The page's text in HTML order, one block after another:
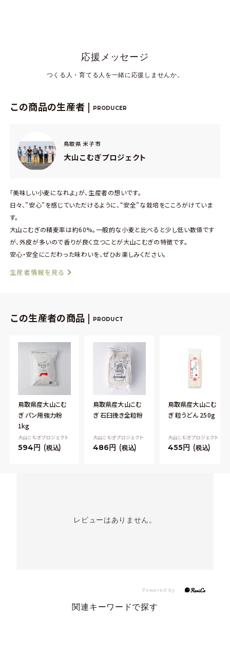
応援メッセージ
つくる人・育てる人を一緒に応援しませんか。
この商品の生産者 | PRODUCER
鳥取県 米子市
大山こむぎプロジェクト
「美味しい小麦になれよ」が、生産者の想いです。
日々、”安心”を感じていただけるように、“安全”な栽培をこころがけていま
す。
大山こむぎの精麦率は約60%。一般的な小麦と比べると少し低い数値です
が、外皮が多いので香りが良く立つことが大山こむぎの特徴です。
安心・安全にこだわった味わいを、ぜひお楽しみください。
生産者情報を見る
この生産者の商品 | PRODUCT
鳥取県産大山こむ
ぎ パン用強力粉
1kg
大山こむぎプロジェクト
594 税込
鳥取県産大山こむ
ぎ 石臼挽き全粒粉
大山こむぎプロジェクト
486 税込
鳥取県産大山こむ
ぎ 粒うどん 250g
大山こむぎプロジェクト
455 税込
レビューはありません。
関連キーワードで探す